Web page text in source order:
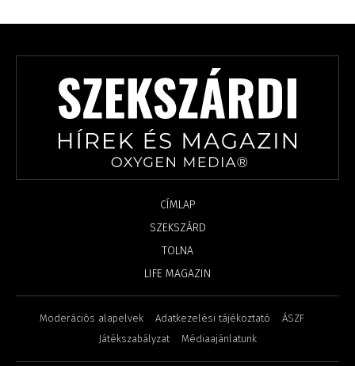
CÍMLAP
SZEKSZÁRD
TOLNA
LIFE MAGAZIN
Moderációs alapelvek Adatkezelési tájékoztató
ÁSZF
Játékszabályzat
Médiaajánlatunk